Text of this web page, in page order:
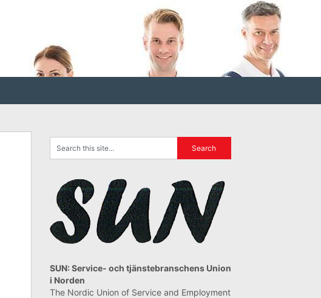
SUN: Service- och tjänstebranschens Union
i Norden
The Nordic Union of Service and Employment